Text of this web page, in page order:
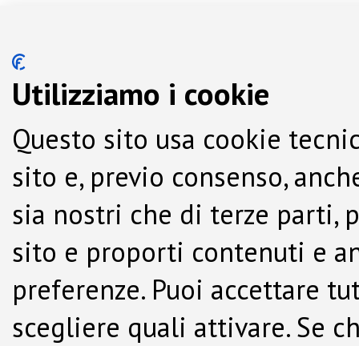
Utilizziamo i cookie
Questo sito usa cookie
sito e, previo consenso,
sia nostri che di terze parti,
sito e proporti contenuti e
preferenze. Puoi accettare
scegliere quali attivare. Se